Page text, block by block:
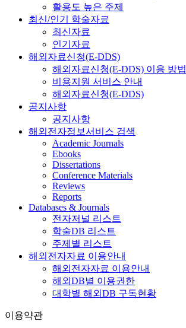
활용도 높은 주제
최신/인기 학술자료
최신자료
인기자료
해외자료신청(E-DDS)
해외자료신청(E-DDS) 이용 방법
비용지원 서비스 안내
해외자료신청(E-DDS)
공지사항
공지사항
해외전자정보서비스 검색
Academic Journals
Ebooks
Dissertations
Conference Materials
Reviews
Reports
Databases & Journals
전자저널 리스트
학술DB 리스트
주제별 리스트
해외전자자료 이용안내
해외전자자료 이용안내
해외DB별 이용권한
대학별 해외DB 구독현황
이용약관